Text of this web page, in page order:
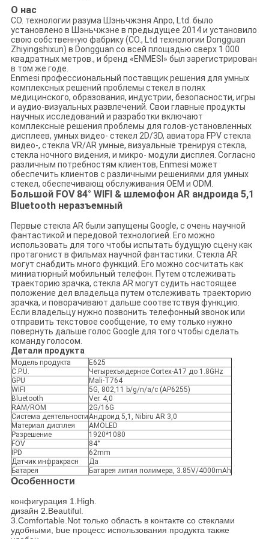
О нас
CO. технологии разума Шэньчжэня Anpo, Ltd. было
установлено в Шэньчжэне в предыдущее 2014 и установило
свою собственную фабрику (CO., Ltd технологии Dongguan
Zhiyingshixun) в Dongguan со всей площадью сверх 1 000
квадратных метров., и бренд «ENMESI» был зарегистрирован
в том же годе.
Enmesi профессиональный поставщик решения для умных
комплексных решений проблемы стекел в полях
медицинского, образования, индустрии, безопасности, игры
и аудио-визуальных развлечений. Свои главные продукты
научных исследований и разработки включают
комплексные решения проблемы для голов-установленных
дисплеев, умных видео- стекел 2D/3D, авиатора FPV стекла
видео-, стекла VR/AR умные, визуальные тренируя стекла,
стекла ночного видения, и микро- модули дисплея. Согласно
различным потребностям клиентов, Enmesi может
обеспечить клиентов с различными решениями для умных
стекел, обеспечивающ обслуживания OEM и ODM.
Большой FOV 84° WIFI & шлемофон AR андроида 5,1
Bluetooth неразъемный
Первые стекла AR были запущены Google, с очень научной
фантастикой и передовой технологией. Его можно
использовать для того чтобы испытать будущую сцену как
протагонист в фильмах научной фантастики. Стекла AR
могут снабдить много функций. Его можно сосчитать как
миниатюрный мобильный телефон. Путем отслеживать
траекторию зрачка, стекла AR могут судить настоящее
положение дел владельца путем отслеживать траекторию
зрачка, и поворачивают дальше соответствуя функцию.
Если владельцу нужно позвонить телефонный звонок или
отправить текстовое сообщение, то ему только нужно
повернуть дальше голос Google для того чтобы сделать
команду голосом.
Детали продукта
Модель продукта
E625
C.P.U.
Четырехъядерное Cortex-A17 до 1.8GHz
GPU
Mali-T764
WIFI
5G, 802,11 b/g/n/a/c (AP6255)
Bluetooth
Ver. 4,0
RAM/ROM
2G/16G
Система деятельностиАндроид 5,1, Nibiru AR 3,0
Материал дисплея
AMOLED
Разрешение
1920*1080
FOV
84°
IPD
62mm
Датчик инфракрасн
Да
Батарея
Батарея лития полимера, 3.85V/4000mAh
Особенности
конфигурация 1.High.
дизайн 2.Beautiful.
3.Comfortable.Not только область в контакте со стеклами
удобными, bue процесс использования продукта также